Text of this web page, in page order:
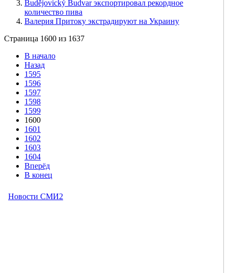
Budějovický Budvar экспортировал рекордное
количество пива
Валерия Притоку экстрадируют на Украину
Страница 1600 из 1637
В начало
Назад
1595
1596
1597
1598
1599
1600
1601
1602
1603
1604
Вперёд
В конец